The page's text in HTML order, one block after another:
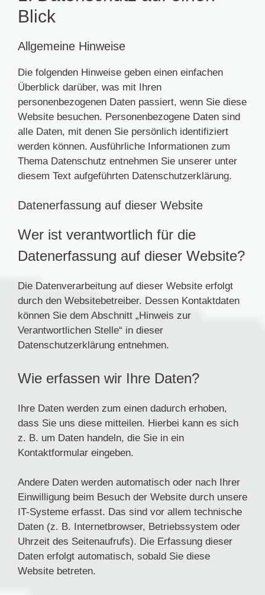
Blick
Allgemeine Hinweise
Die folgenden Hinweise geben einen einfachen
Überblick darüber, was mit Ihren
personenbezogenen Daten passiert, wenn Sie diese
Website besuchen. Personenbezogene Daten sind
alle Daten, mit denen Sie persönlich identifiziert
werden können. Ausführliche Informationen zum
Thema Datenschutz entnehmen Sie unserer unter
diesem Text aufgeführten Datenschutzerklärung.
Datenerfassung auf dieser Website
Wer ist verantwortlich für die
Datenerfassung auf dieser Website?
Die Datenverarbeitung auf dieser Website erfolgt
durch den Websitebetreiber. Dessen Kontaktdaten
können Sie dem Abschnitt „Hinweis zur
Verantwortlichen Stelle“ in dieser
Datenschutzerklärung entnehmen.
Wie erfassen wir Ihre Daten?
Ihre Daten werden zum einen dadurch erhoben,
dass Sie uns diese mitteilen. Hierbei kann es sich
z. B. um Daten handeln, die Sie in ein
Kontaktformular eingeben.
Andere Daten werden automatisch oder nach Ihrer
Einwilligung beim Besuch der Website durch unsere
IT-Systeme erfasst. Das sind vor allem technische
Daten (z. B. Internetbrowser, Betriebssystem oder
Uhrzeit des Seitenaufrufs). Die Erfassung dieser
Daten erfolgt automatisch, sobald Sie diese
Website betreten.